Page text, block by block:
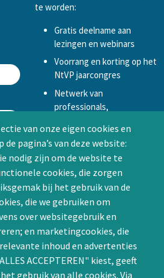
van onze eigen cookies en
de pagina’s van deze website:
nodig zijn om de website te
cookies, die zorgen
bij het gebruik van de
die we gebruiken om
over websitegebruik en
en marketingcookies, die
inhoud en advertenties
ACCEPTEREN" kiest, geeft
gebruik van alle cookies. Via
te worden:
Gratis deelname aan
lezingen en webinars
Voorrang en korting op het
NtVP jaarcongres
Netwerk van
professionals,
samenwerken in een van
de Special Interest
Groepen (SIG’s) of zelf een
SIG initiëren
Word lid